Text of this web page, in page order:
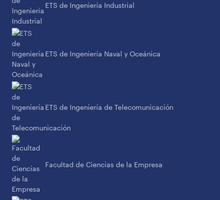
ETS de Ingeniería Industrial
ETS de Ingeniería Naval y Oceánica
ETS de Ingeniería de Telecomunicación
Facultad de Ciencias de la Empresa